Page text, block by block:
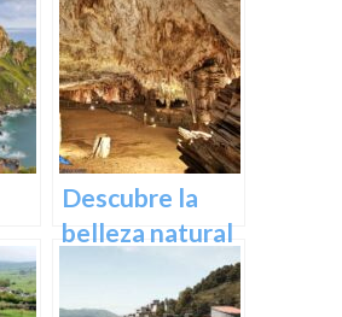
y
Descubre la
belleza natural
de Las Cuevas
de Pozalagua: